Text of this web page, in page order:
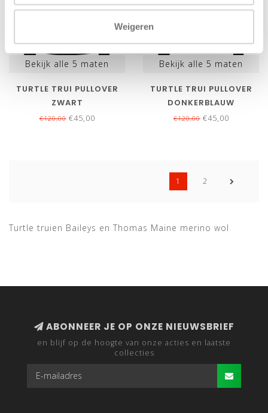
Weigeren
Bekijk alle 5 maten
TURTLE TRUI PULLOVER
ZWART
€120,00€45,00
Bekijk alle 5 maten
TURTLE TRUI PULLOVER
DONKERBLAUW
€120,00€45,00
1 2
Turtle truien Baileys en Thomas Maine merino wol
ABONNEER JE OP ONZE NIEUWSBRIEF
en blijf op de hoogte van onze acties en laatste
collecties